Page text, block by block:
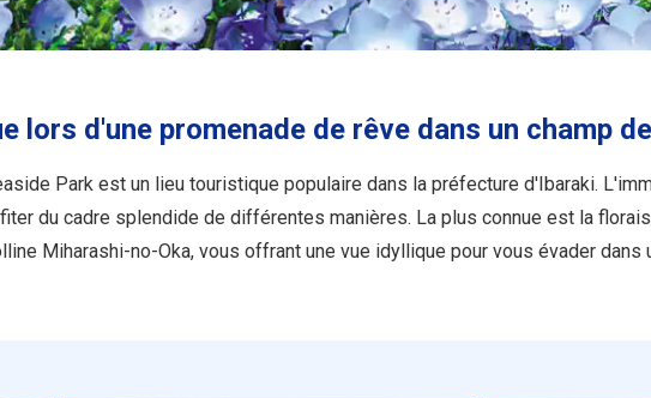
lors d'une promenade de rêve dans un champ
Park est un lieu touristique populaire dans la préfecture d'Ibaraki.
du cadre splendide de différentes manières. La plus connue est la
Miharashi-no-Oka, vous offrant une vue idyllique pour vous évader dans